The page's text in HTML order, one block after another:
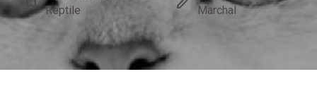
Reptile
Marchal